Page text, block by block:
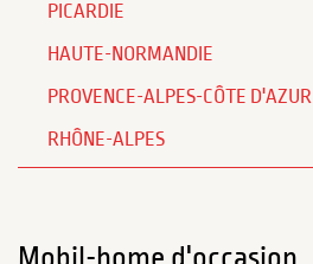
PICARDIE
HAUTE-NORMANDIE
PROVENCE-ALPES-CÔTE D'AZUR
RHÔNE-ALPES
Mobil-home d'occasion